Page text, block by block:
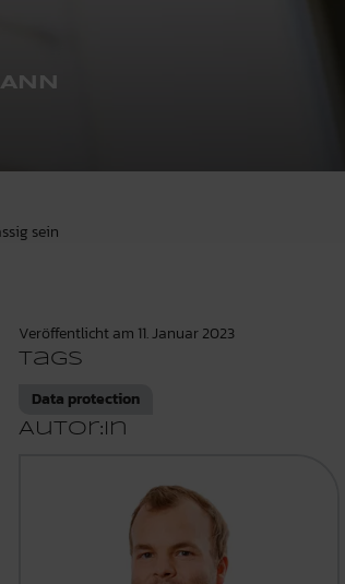
sein
Veröffentlicht am 11. Januar 2023
Tags
Data protection
Autor:in